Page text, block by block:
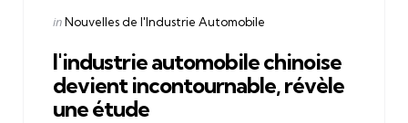
Posted
inNouvelles de l'Industrie Automobile
l'industrie automobile chinoise
devient incontournable, révèle
une étude